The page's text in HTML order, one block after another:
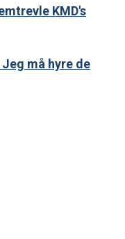
KMD's
må hyre de